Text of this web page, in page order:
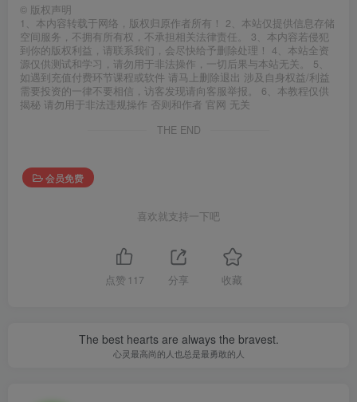
© 版权声明
1、本内容转载于网络，版权归原作者所有！ 2、本站仅提供信息存储
空间服务，不拥有所有权，不承担相关法律责任。 3、本内容若侵犯
到你的版权利益，请联系我们，会尽快给予删除处理！ 4、本站全资
源仅供测试和学习，请勿用于非法操作，一切后果与本站无关。 5、
如遇到充值付费环节课程或软件 请马上删除退出 涉及自身权益/利益
需要投资的一律不要相信，访客发现请向客服举报。 6、本教程仅供
揭秘 请勿用于非法违规操作 否则和作者 官网 无关
THE END
会员免费
喜欢就支持一下吧
点赞 117 分享 收藏
The best hearts are always the bravest.
心灵最高尚的人也总是最勇敢的人